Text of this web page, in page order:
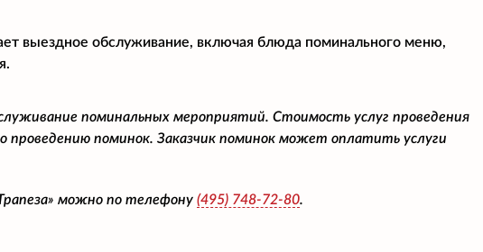
выездное обслуживание, включая блюда поминального меню,
поминальных мероприятий. Стоимость услуг проведения
поминок. Заказчик поминок может оплатить услуги
можно по телефону (495) 748-72-80.